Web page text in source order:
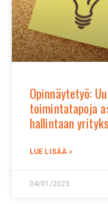
Opinnäytetyö:
toimintatapoja
hallintaan
LUE LISÄÄ »
04/01/2023